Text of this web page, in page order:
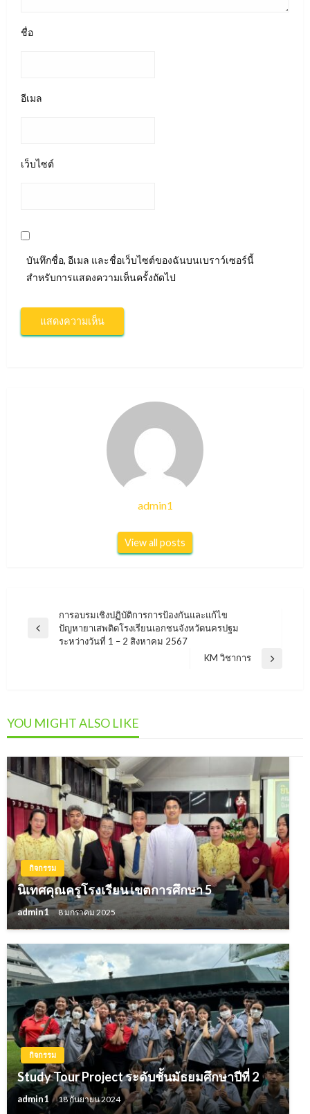
ชื่อ
อีเมล
เว็บไซต์
บันทึกชื่อ, อีเมล และชื่อเว็บไซต์ของฉันบนเบราว์เซอร์นี้
สำหรับการแสดงความเห็นครั้งถัดไป
admin1
View all posts
แนะแนว
เรื่อง
Previous
การอบรมเชิงปฏิบัติการการป้องกันและแก้ไข
ปัญหายาเสพติดโรงเรียนเอกชนจังหวัดนครปฐม
ระหว่างวันที่ 1 – 2 สิงหาคม 2567
Next
KM วิชาการ
YOU MIGHT ALSO LIKE
กิจกรรม
นิเทศคุณครูโรงเรียน เขตการศึกษา 5
admin1 8 มกราคม 2025
กิจกรรม
Study Tour Project ระดับชั้นมัธยมศึกษาปีที่ 2
admin1 18 กันยายน 2024